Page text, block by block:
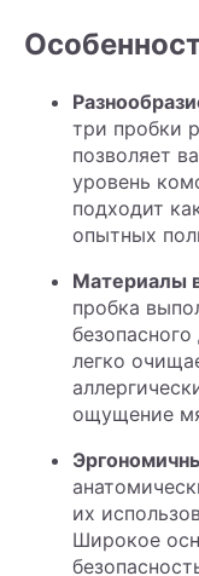
три пробки
позволяет
уровень
подходит
опытных
Материалы
пробка
легко
ощущение
их
Широкое